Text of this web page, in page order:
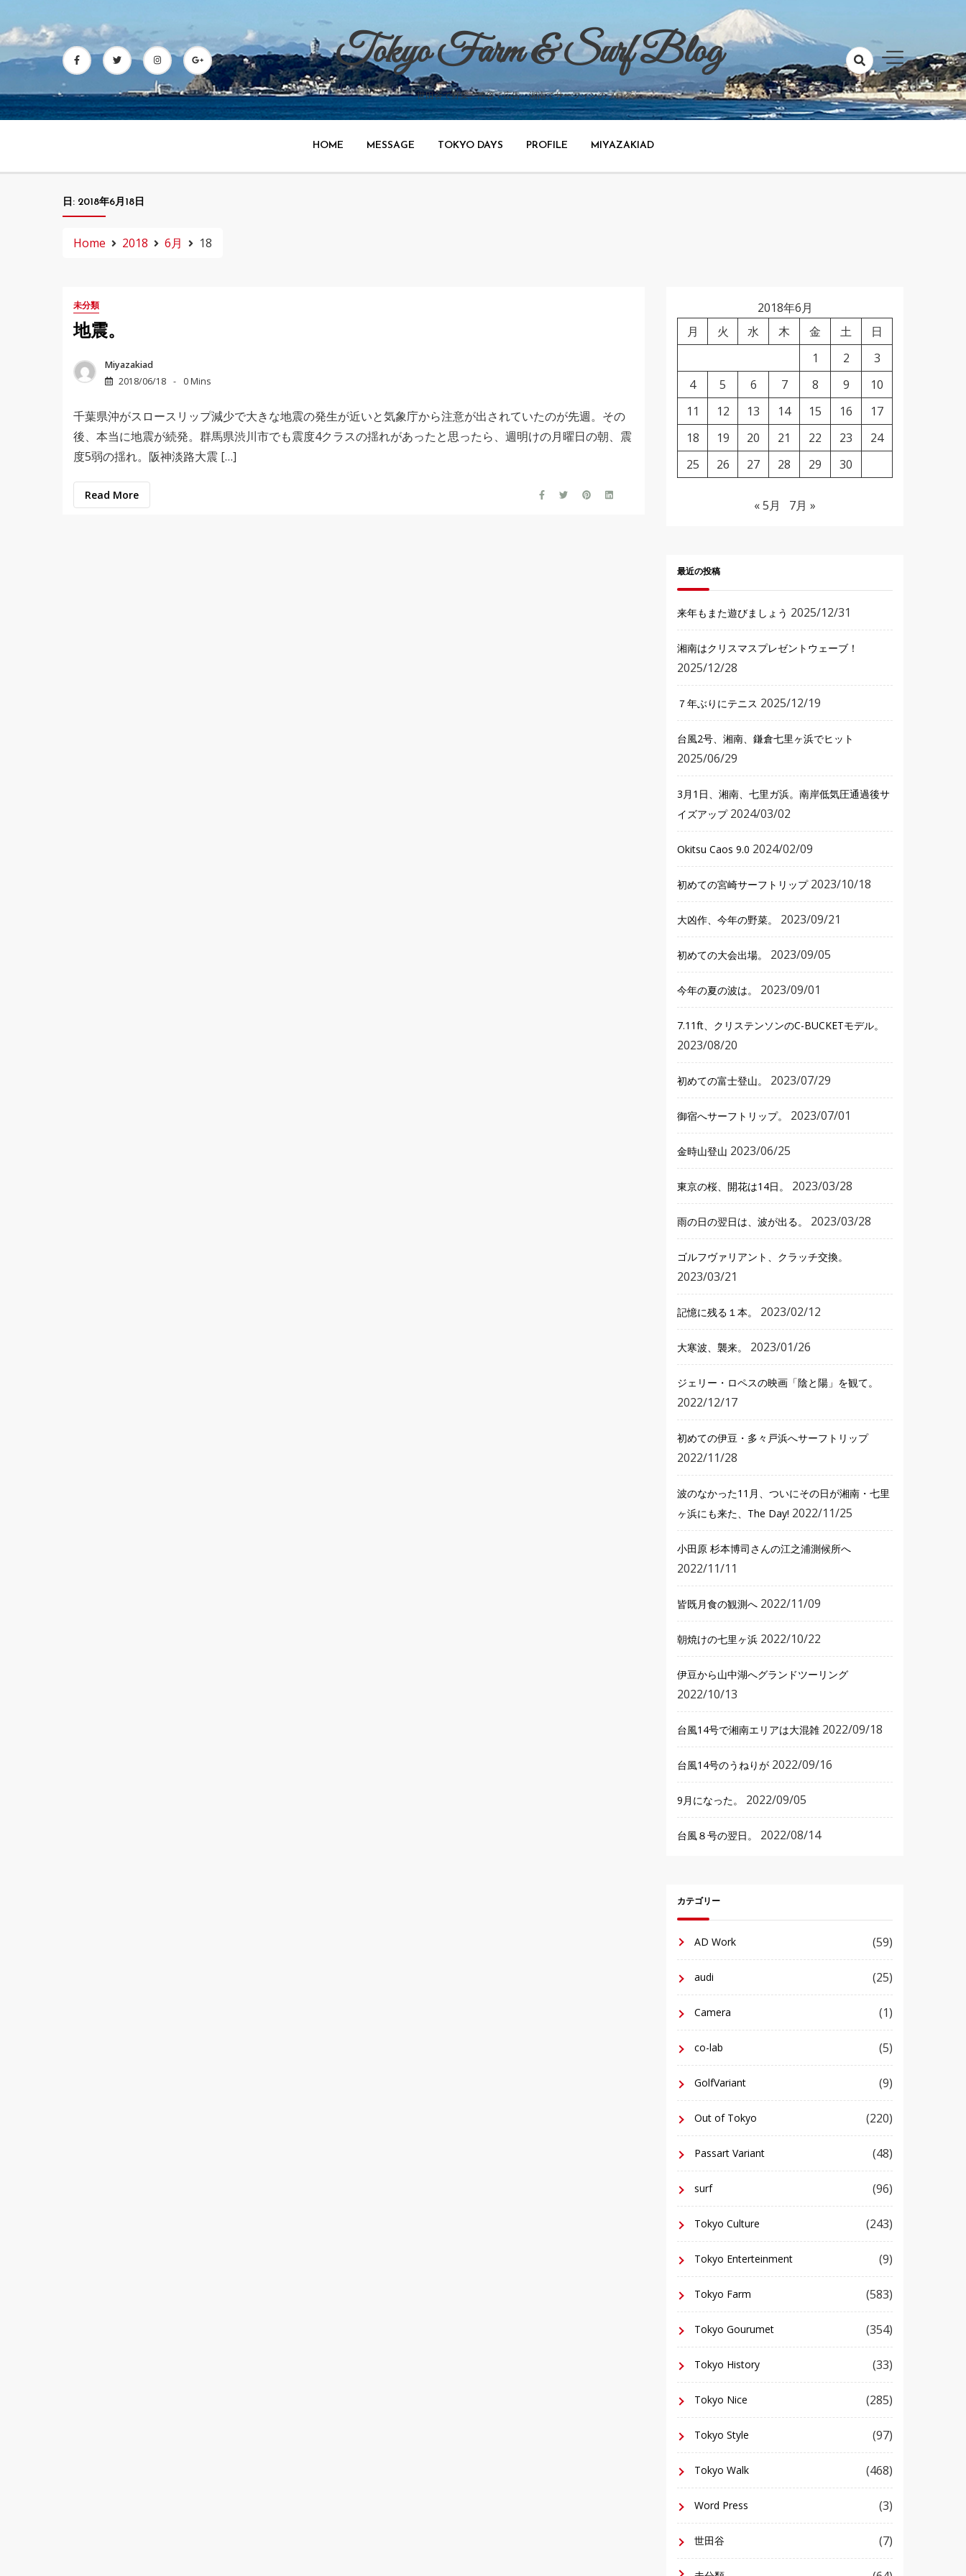
to
content
Tokyo Farm & Surf Blog
世田谷で野菜、渋谷で広告、湘南でサーフィンのブログ。
HOME MESSAGE TOKYO DAYS PROFILE MIYAZAKIAD
日: 2018年6月18日
Home 2018 6月 18
未分類
地震。
Miyazakiad
2018/06/18
0 Mins
千葉県沖がスロースリップ減少で大きな地震の発生が近いと気象庁から注意が出されていたのが先週。その
後、本当に地震が続発。群馬県渋川市でも震度4クラスの揺れがあったと思ったら、週明けの月曜日の朝、震
度5弱の揺れ。阪神淡路大震 […]
Read More
2018年6月
月
火 水 木 金 土
日
1
2
3
4
5 6 7 8 9
10
11
12 13 14 15 16
17
18
19 20 21 22 23
24
25
26 27 28 29 30
« 5月 7月 »
最近の投稿
来年もまた遊びましょう 2025/12/31
湘南はクリスマスプレゼントウェーブ！
2025/12/28
７年ぶりにテニス 2025/12/19
台風2号、湘南、鎌倉七里ヶ浜でヒット
2025/06/29
3月1日、湘南、七里ガ浜。南岸低気圧通過後サ
イズアップ 2024/03/02
Okitsu Caos 9.0 2024/02/09
初めての宮崎サーフトリップ 2023/10/18
大凶作、今年の野菜。 2023/09/21
初めての大会出場。 2023/09/05
今年の夏の波は。 2023/09/01
7.11ft、クリステンソンのC-BUCKETモデル。
2023/08/20
初めての富士登山。 2023/07/29
御宿へサーフトリップ。 2023/07/01
金時山登山 2023/06/25
東京の桜、開花は14日。 2023/03/28
雨の日の翌日は、波が出る。 2023/03/28
ゴルフヴァリアント、クラッチ交換。
2023/03/21
記憶に残る１本。 2023/02/12
大寒波、襲来。 2023/01/26
ジェリー・ロペスの映画「陰と陽」を観て。
2022/12/17
初めての伊豆・多々戸浜へサーフトリップ
2022/11/28
波のなかった11月、ついにその日が湘南・七里
ヶ浜にも来た、The Day! 2022/11/25
小田原 杉本博司さんの江之浦測候所へ
2022/11/11
皆既月食の観測へ 2022/11/09
朝焼けの七里ヶ浜 2022/10/22
伊豆から山中湖へグランドツーリング
2022/10/13
台風14号で湘南エリアは大混雑 2022/09/18
台風14号のうねりが 2022/09/16
9月になった。 2022/09/05
台風８号の翌日。 2022/08/14
カテゴリー
AD Work (59)
audi (25)
Camera (1)
co-lab (5)
GolfVariant (9)
Out of Tokyo (220)
Passart Variant (48)
surf (96)
Tokyo Culture (243)
Tokyo Enterteinment (9)
Tokyo Farm (583)
Tokyo Gourumet (354)
Tokyo History (33)
Tokyo Nice (285)
Tokyo Style (97)
Tokyo Walk (468)
Word Press (3)
世田谷 (7)